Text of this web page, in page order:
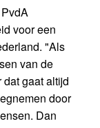
voor een
"Als
van de
gaat altijd
door
Dan